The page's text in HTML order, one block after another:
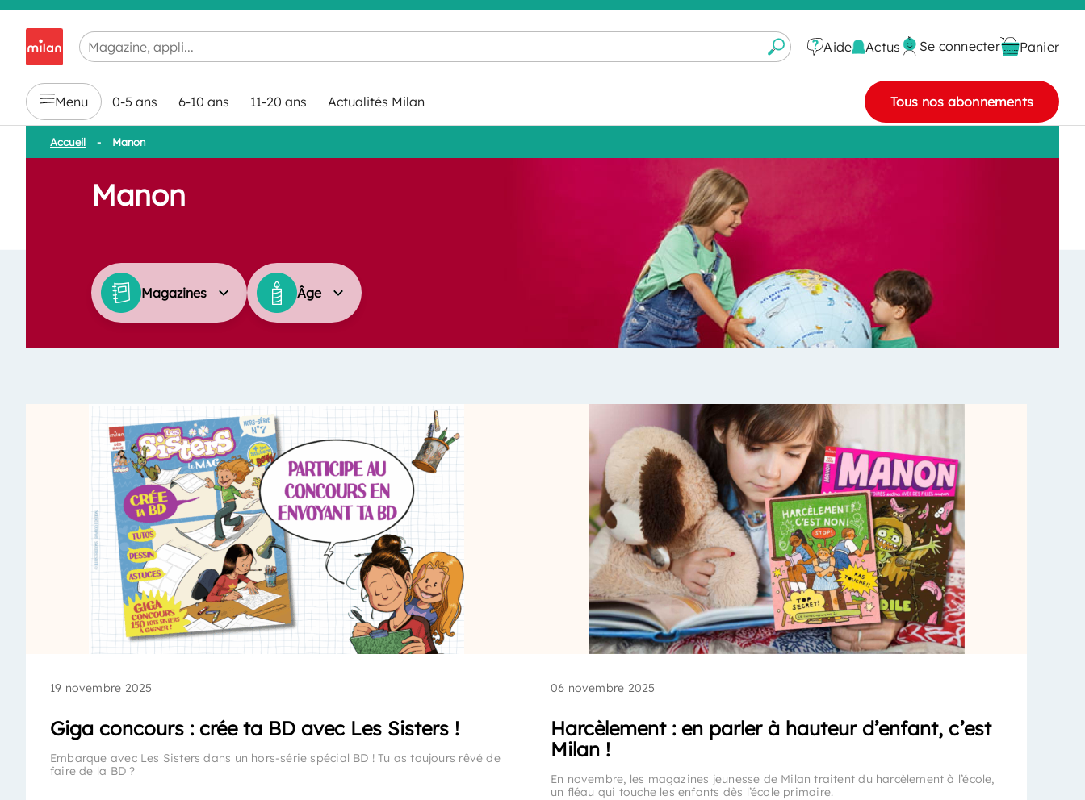
Chargement en cours...
Aide Actus Se connecter Panier
Menu 0-5 ans 6-10 ans 11-20 ans Actualités Milan Tous nos abonnements
Accueil - Manon
Manon
Magazines Âge
19 novembre 2025
Giga concours : crée ta BD avec Les Sisters !
Embarque avec Les Sisters dans un hors-série spécial BD ! Tu as toujours rêvé de
faire de la BD ?
06 novembre 2025
Harcèlement : en parler à hauteur d’enfant, c’est
Milan !
En novembre, les magazines jeunesse de Milan traitent du harcèlement à l’école,
un fléau qui touche les enfants dès l’école primaire.